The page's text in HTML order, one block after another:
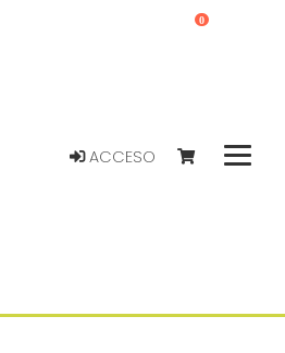
ACCESO
0